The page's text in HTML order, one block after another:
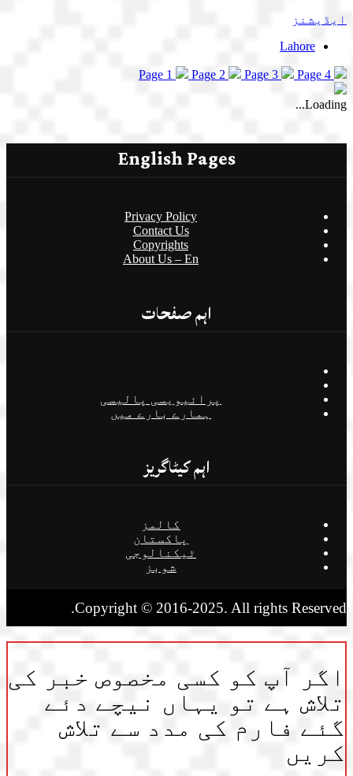
ایڈیشنز
Lahore
Page 1 Page 2 Page 3 Page 4
Loading...
English Pages
Privacy Policy
Contact Us
Copyrights
About Us – En
اہم صفحات
پرائیویسی پالیسی
ہمارے بارے میں
اہم کیٹاگریز
کالمز
پاکستان
ٹیکنالوجی
شوبز
Copyright © 2016-2025. All rights Reserved.
اگر آپ کو کسی مخصوص خبر کی
تلاش ہے تو یہاں نیچے دئے
گئے فارم کی مدد سے تلاش
کریں